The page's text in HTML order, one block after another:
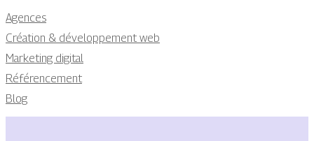
Agences
Création & développement web
Marketing digital
Référencement
Blog